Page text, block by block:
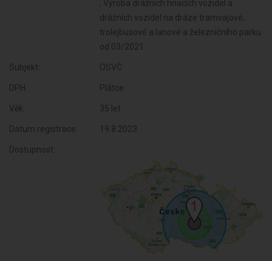
Subjekt: OSVČ
DPH: Plátce
Věk: 35 let
Datum registrace: 19.8.2023
Dostupnost: